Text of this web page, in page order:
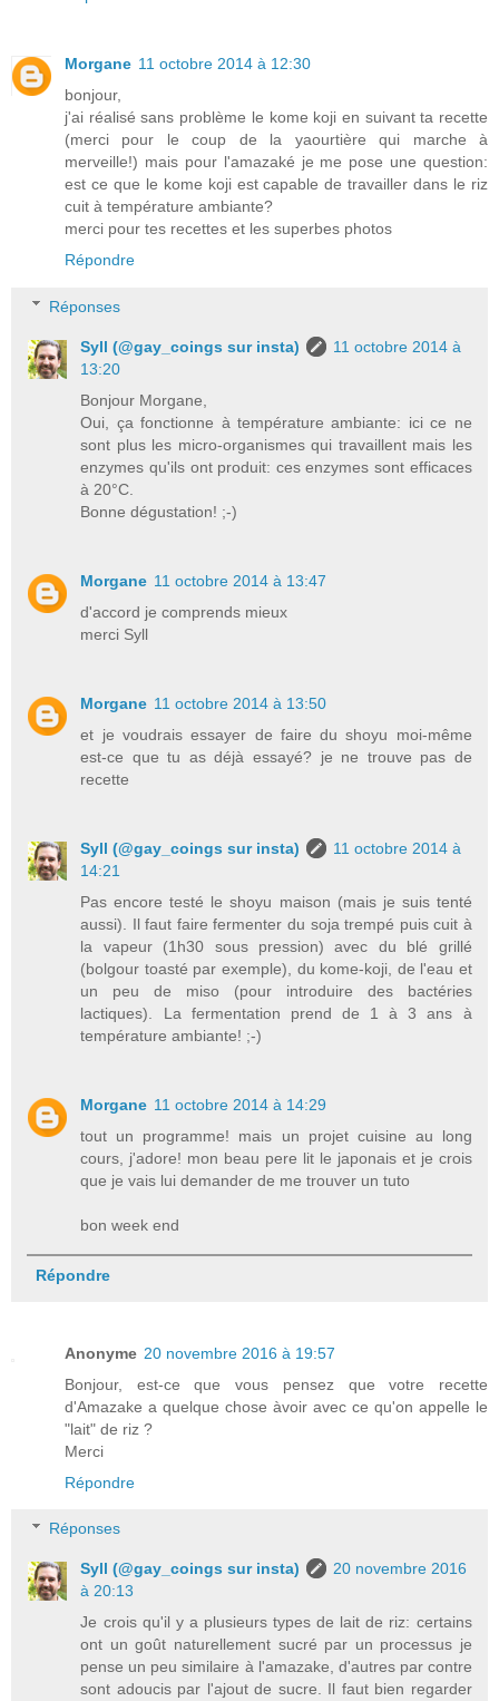
Morgane 11 octobre 2014 à 12:30
bonjour,
j'ai réalisé sans problème le kome koji en suivant ta recette
(merci pour le coup de la yaourtière qui marche à
merveille!) mais pour l'amazaké je me pose une question:
est ce que le kome koji est capable de travailler dans le riz
cuit à température ambiante?
merci pour tes recettes et les superbes photos
Répondre
Réponses
Syll (@gay_coings sur insta)
11 octobre 2014 à
13:20
Bonjour Morgane,
Oui, ça fonctionne à température ambiante: ici ce ne
sont plus les micro-organismes qui travaillent mais les
enzymes qu'ils ont produit: ces enzymes sont efficaces
à 20°C.
Bonne dégustation! ;-)
Morgane 11 octobre 2014 à 13:47
d'accord je comprends mieux
merci Syll
Morgane 11 octobre 2014 à 13:50
et je voudrais essayer de faire du shoyu moi-même
est-ce que tu as déjà essayé? je ne trouve pas de
recette
Syll (@gay_coings sur insta)
11 octobre 2014 à
14:21
Pas encore testé le shoyu maison (mais je suis tenté
aussi). Il faut faire fermenter du soja trempé puis cuit à
la vapeur (1h30 sous pression) avec du blé grillé
(bolgour toasté par exemple), du kome-koji, de l'eau et
un peu de miso (pour introduire des bactéries
lactiques). La fermentation prend de 1 à 3 ans à
température ambiante! ;-)
Morgane 11 octobre 2014 à 14:29
tout un programme! mais un projet cuisine au long
cours, j'adore! mon beau pere lit le japonais et je crois
que je vais lui demander de me trouver un tuto
bon week end
Répondre
Anonyme 20 novembre 2016 à 19:57
Bonjour, est-ce que vous pensez que votre recette
d'Amazake a quelque chose àvoir avec ce qu'on appelle le
"lait" de riz ?
Merci
Répondre
Réponses
Syll (@gay_coings sur insta)
20 novembre 2016
à 20:13
Je crois qu'il y a plusieurs types de lait de riz: certains
ont un goût naturellement sucré par un processus je
pense un peu similaire à l'amazake, d'autres par contre
sont adoucis par l'ajout de sucre. Il faut bien regarder